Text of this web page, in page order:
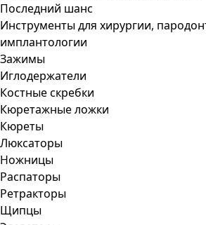
Последний шанс
Инструменты для хирургии,
имплантологии
Зажимы
Иглодержатели
Костные скребки
Кюретажные ложки
Кюреты
Люксаторы
Ножницы
Распаторы
Ретракторы
Щипцы